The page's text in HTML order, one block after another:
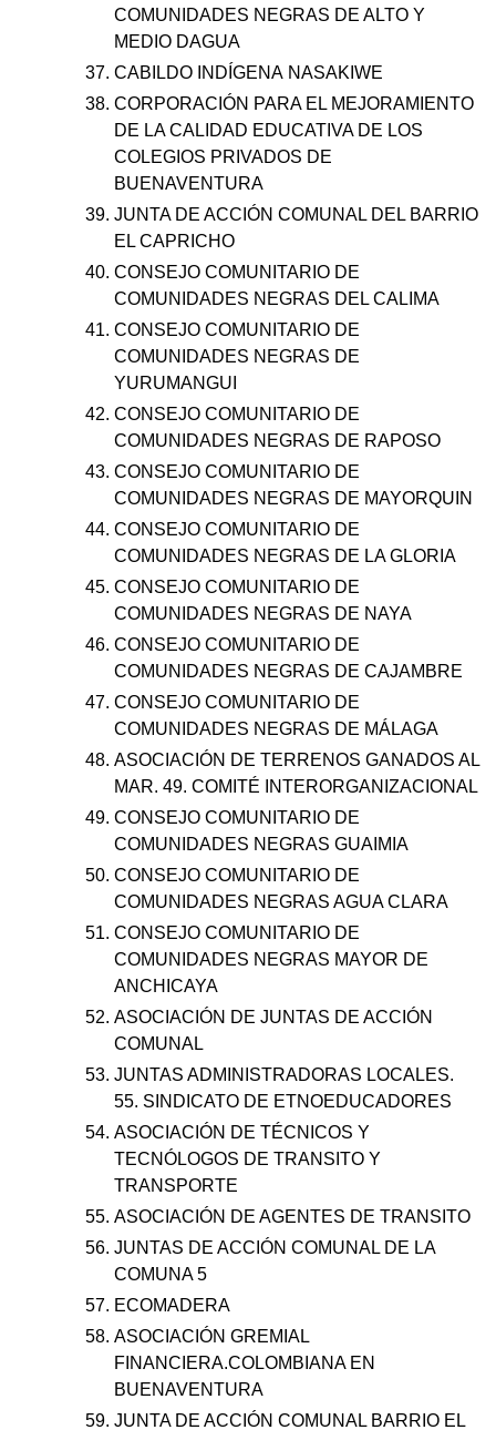
COMUNIDADES NEGRAS DE ALTO Y
MEDIO DAGUA
CABILDO INDÍGENA NASAKIWE
CORPORACIÓN PARA EL MEJORAMIENTO
DE LA CALIDAD EDUCATIVA DE LOS
COLEGIOS PRIVADOS DE
BUENAVENTURA
JUNTA DE ACCIÓN COMUNAL DEL BARRIO
EL CAPRICHO
CONSEJO COMUNITARIO DE
COMUNIDADES NEGRAS DEL CALIMA
CONSEJO COMUNITARIO DE
COMUNIDADES NEGRAS DE
YURUMANGUI
CONSEJO COMUNITARIO DE
COMUNIDADES NEGRAS DE RAPOSO
CONSEJO COMUNITARIO DE
COMUNIDADES NEGRAS DE MAYORQUIN
CONSEJO COMUNITARIO DE
COMUNIDADES NEGRAS DE LA GLORIA
CONSEJO COMUNITARIO DE
COMUNIDADES NEGRAS DE NAYA
CONSEJO COMUNITARIO DE
COMUNIDADES NEGRAS DE CAJAMBRE
CONSEJO COMUNITARIO DE
COMUNIDADES NEGRAS DE MÁLAGA
ASOCIACIÓN DE TERRENOS GANADOS AL
MAR. 49. COMITÉ INTERORGANIZACIONAL
CONSEJO COMUNITARIO DE
COMUNIDADES NEGRAS GUAIMIA
CONSEJO COMUNITARIO DE
COMUNIDADES NEGRAS AGUA CLARA
CONSEJO COMUNITARIO DE
COMUNIDADES NEGRAS MAYOR DE
ANCHICAYA
ASOCIACIÓN DE JUNTAS DE ACCIÓN
COMUNAL
JUNTAS ADMINISTRADORAS LOCALES.
55. SINDICATO DE ETNOEDUCADORES
ASOCIACIÓN DE TÉCNICOS Y
TECNÓLOGOS DE TRANSITO Y
TRANSPORTE
ASOCIACIÓN DE AGENTES DE TRANSITO
JUNTAS DE ACCIÓN COMUNAL DE LA
COMUNA 5
ECOMADERA
ASOCIACIÓN GREMIAL
FINANCIERA.COLOMBIANA EN
BUENAVENTURA
JUNTA DE ACCIÓN COMUNAL BARRIO EL